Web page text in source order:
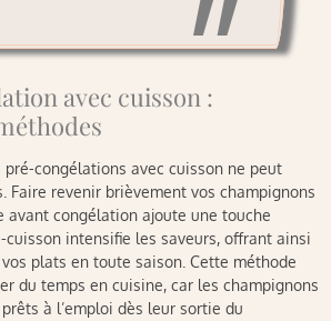
avec cuisson :
congélations avec cuisson ne peut
Faire revenir brièvement vos champignons
avant congélation ajoute une touche
cuisson intensifie les saveurs, offrant ainsi
plats en toute saison. Cette méthode
du temps en cuisine, car les champignons
à l’emploi dès leur sortie du